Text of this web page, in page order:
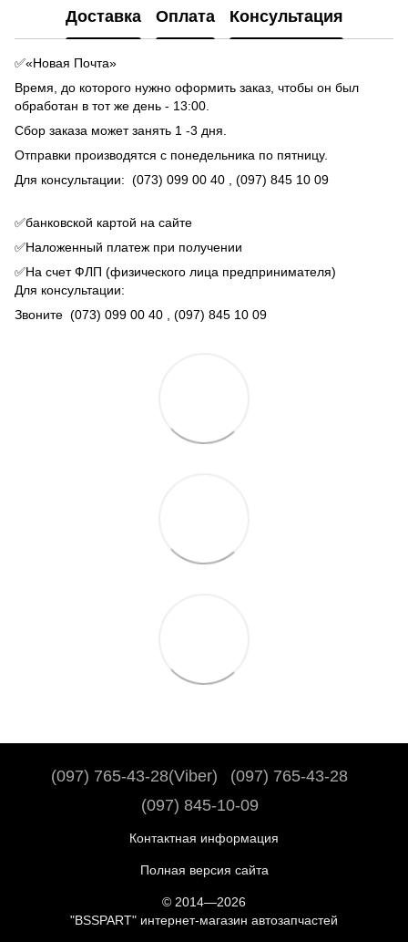
Доставка Оплата Консультация
✅«Новая Почта»
Время, до которого нужно оформить заказ, чтобы он был
обработан в тот же день - 13:00.
Сбор заказа может занять 1 -3 дня.
Отправки производятся с понедельника по пятницу.
Для консультации: (073) 099 00 40 , (097) 845 10 09
✅банковской картой на сайте
✅Наложенный платеж при получении
✅На счет ФЛП (физического лица предпринимателя)
Для консультации:
Звоните (073) 099 00 40 , (097) 845 10 09
(097) 765-43-28(Viber)
(097) 765-43-28
(097) 845-10-09
Контактная информация
Полная версия сайта
© 2014—2026
"BSSPART" интернет-магазин автозапчастей